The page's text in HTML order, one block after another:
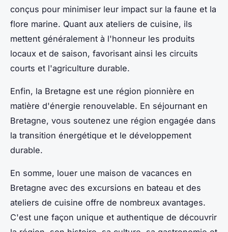
conçus pour minimiser leur impact sur la faune et la
flore marine. Quant aux ateliers de cuisine, ils
mettent généralement à l'honneur les produits
locaux et de saison, favorisant ainsi les circuits
courts et l'agriculture durable.
Enfin, la Bretagne est une région pionnière en
matière d'énergie renouvelable. En séjournant en
Bretagne, vous soutenez une région engagée dans
la transition énergétique et le développement
durable.
En somme, louer une maison de vacances en
Bretagne avec des excursions en bateau et des
ateliers de cuisine offre de nombreux avantages.
C'est une façon unique et authentique de découvrir